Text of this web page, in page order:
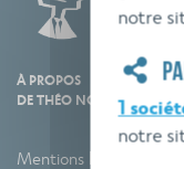
À PROPOS
DE THÉO NORME
Mentions légales
notre
1
notre